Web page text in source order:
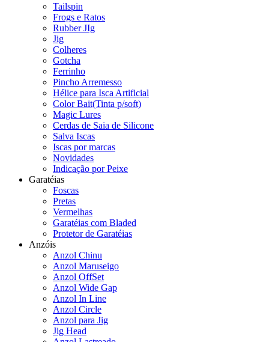
Tailspin
Frogs e Ratos
Rubber JIg
Jig
Colheres
Gotcha
Ferrinho
Pincho Arremesso
Hélice para Isca Artificial
Color Bait(Tinta p/soft)
Magic Lures
Cerdas de Saia de Silicone
Salva Iscas
Iscas por marcas
Novidades
Indicação por Peixe
Garatéias
Foscas
Pretas
Vermelhas
Garatéias com Bladed
Protetor de Garatéias
Anzóis
Anzol Chinu
Anzol Maruseigo
Anzol OffSet
Anzol Wide Gap
Anzol In Line
Anzol Circle
Anzol para Jig
Jig Head